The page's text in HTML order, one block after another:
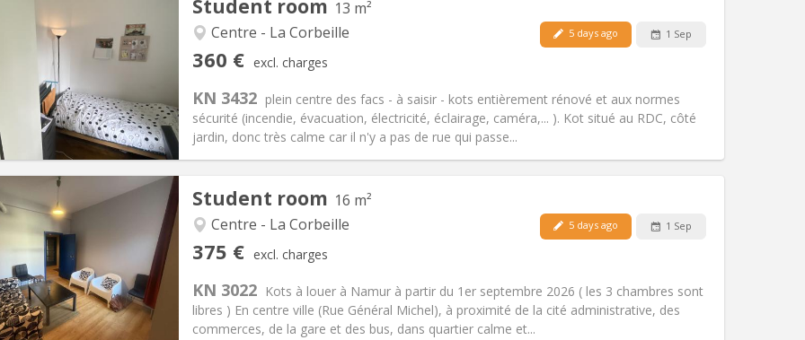
Student room 13 m²
Centre - La Corbeille
360 € excl. charges
5 days ago 1 Sep
KN 3432 plein centre des facs - à saisir - kots entièrement rénové et aux normes
sécurité (incendie, évacuation, électricité, éclairage, caméra,... ). Kot situé au RDC, côté
jardin, donc très calme car il n'y a pas de rue qui passe...
Info
12 months
No
Arrangement
Bathroom:Shared bathroom
Surface:13 m2
Other
Atmosphere:Studious, warm, calm,
Non-smoking
Student room 16 m²
Centre - La Corbeille
375 € excl. charges
5 days ago 1 Sep
KN 3022 Kots à louer à Namur à partir du 1er septembre 2026 ( les 3 chambres sont
libres ) En centre ville (Rue Général Michel), à proximité de la cité administrative, des
commerces, de la gare et des bus, dans quartier calme et...
Info
€
90 €
12 months
No
Arrangement
Bathroom:Shared bathroom
Surface:16 m2
Other
Atmosphere:Studious, warm, calm,
Non-smoking